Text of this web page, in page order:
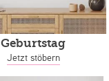
Geburtstag
Jetzt stöbern